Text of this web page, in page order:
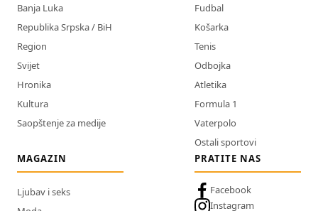
Banja Luka
Republika Srpska / BiH
Region
Svijet
Hronika
Kultura
Saopštenje za medije
Fudbal
Košarka
Tenis
Odbojka
Atletika
Formula 1
Vaterpolo
Ostali sportovi
MAGAZIN
Ljubav i seks
PRATITE NAS
Facebook
Instagram